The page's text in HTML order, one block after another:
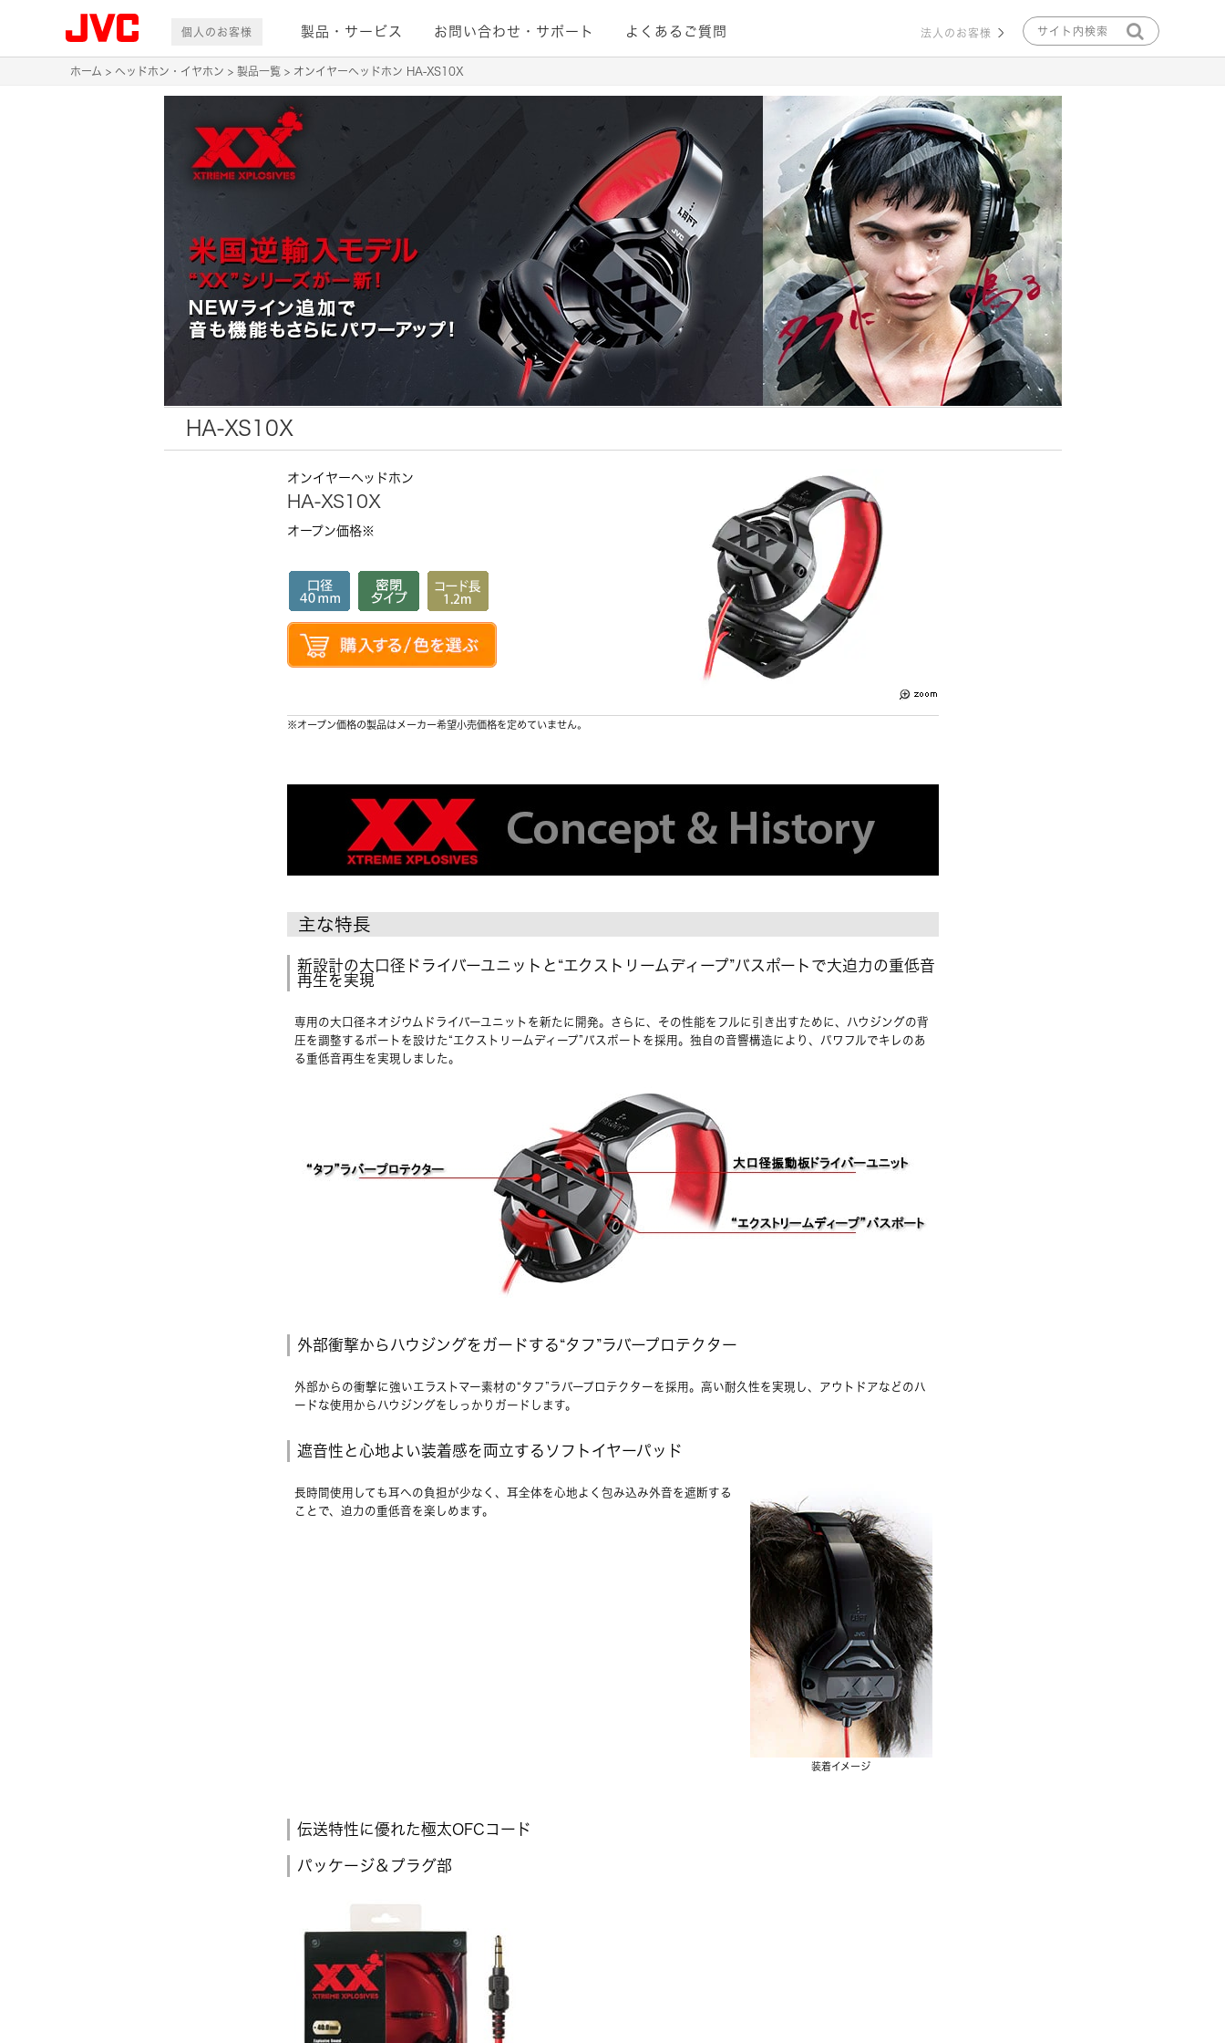
個人のお客様 製品・サービス お問い合わせ・サポート よくあるご質問 法人のお客様
ホーム ヘッドホン・イヤホン 製品一覧 オンイヤーヘッドホン HA-XS10X
HA-XS10X
オンイヤーヘッドホン
HA-XS10X
オープン価格※
※オープン価格の製品はメーカー希望小売価格を定めていません。
主な特長
新設計の大口径ドライバーユニットと“エクストリームディープ”バスポートで大迫力の重低音
再生を実現
専用の大口径ネオジウムドライバーユニットを新たに開発。さらに、その性能をフルに引き出すために、ハウジングの背
圧を調整するポートを設けた“エクストリームディープ”バスポートを採用。独自の音響構造により、パワフルでキレのあ
る重低音再生を実現しました。
外部衝撃からハウジングをガードする“タフ”ラバープロテクター
外部からの衝撃に強いエラストマー素材の“タフ”ラバープロテクターを採用。高い耐久性を実現し、アウトドアなどのハ
ードな使用からハウジングをしっかりガードします。
遮音性と心地よい装着感を両立するソフトイヤーパッド
装着イメージ
長時間使用しても耳への負担が少なく、耳全体を心地よく包み込み外音を遮断する
ことで、迫力の重低音を楽しめます。
伝送特性に優れた極太OFCコード
パッケージ＆プラグ部